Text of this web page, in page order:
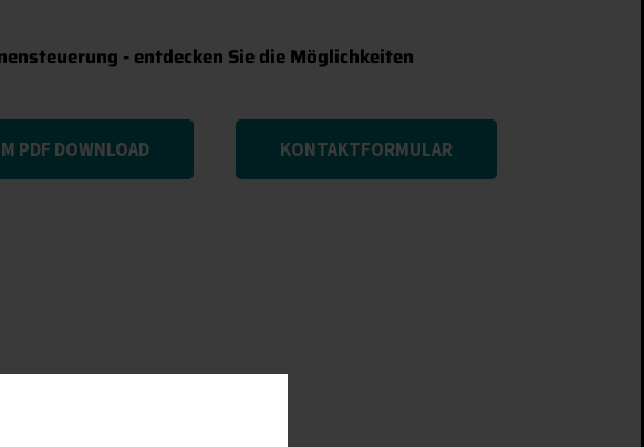
- entdecken Sie die Möglichkeiten
PDF DOWNLOAD KONTAKTFORMULAR